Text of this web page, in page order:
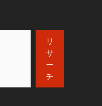
リ
サ
ー
チ